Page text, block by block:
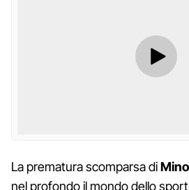
La prematura scomparsa di
nel profondo il mondo dello